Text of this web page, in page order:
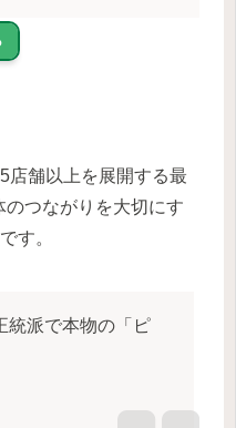
店舗以上を展開する最
つながりを大切にす
す。
統派で本物の「ピ